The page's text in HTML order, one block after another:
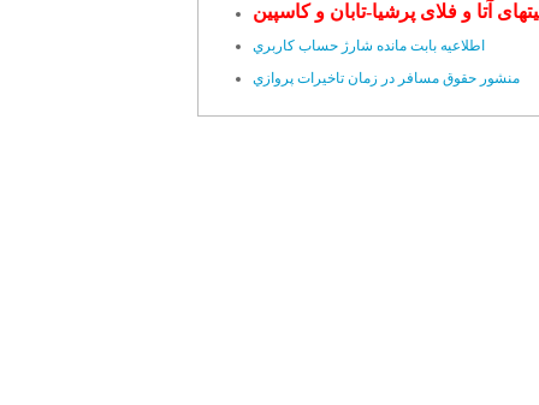
آتا و فلای پرشیا-تابان و کاسپین
اطلاعيه بابت مانده شارژ حساب کاربري
منشور حقوق مسافر در زمان تاخيرات پروازي